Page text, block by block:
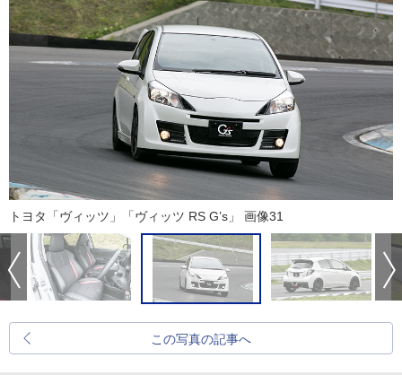
トヨタ「ヴィッツ」「ヴィッツ RS G’s」 画像31
この写真の記事へ